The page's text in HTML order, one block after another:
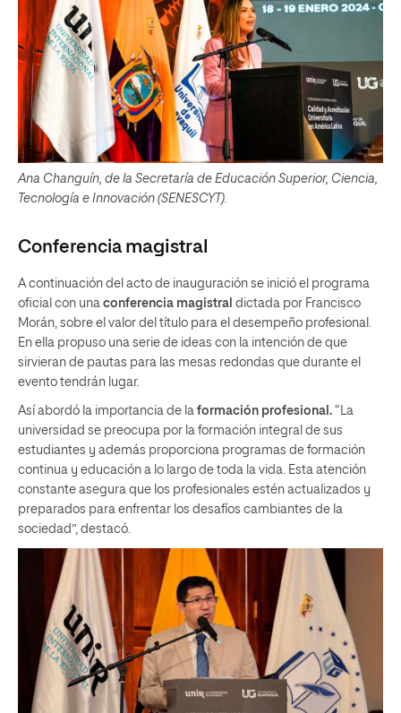
Ana Changuín, de la Secretaría de Educación Superior, Ciencia,
Tecnología e Innovación (SENESCYT).
Conferenciamagistral
A continuación del acto de inauguración se inició el programa
oficial con una conferencia magistral dictada por Francisco
Morán, sobre el valor del título para el desempeño profesional.
En ella propuso una serie de ideas con la intención de que
sirvieran de pautas para las mesas redondas que durante el
evento tendrán lugar.
Así abordó la importancia de la formación profesional. “La
universidad se preocupa por la formación integral de sus
estudiantes y además proporciona programas de formación
continua y educación a lo largo de toda la vida. Esta atención
constante asegura que los profesionales estén actualizados y
preparados para enfrentar los desafíos cambiantes de la
sociedad”, destacó.